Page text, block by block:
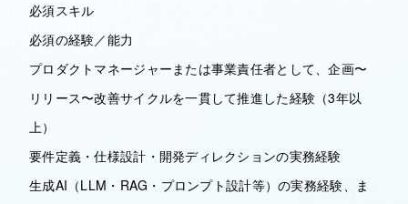
必須スキル
必須の経験／能力
プロダクトマネージャーまたは事業責任者として、企画〜
リリース〜改善サイクルを一貫して推進した経験（3年以
上）
要件定義・仕様設計・開発ディレクションの実務経験
生成AI（LLM・RAG・プロンプト設計等）の実務経験、ま